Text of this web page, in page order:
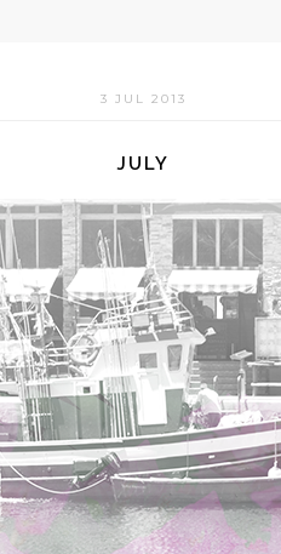
3 JUL 2013
JULY